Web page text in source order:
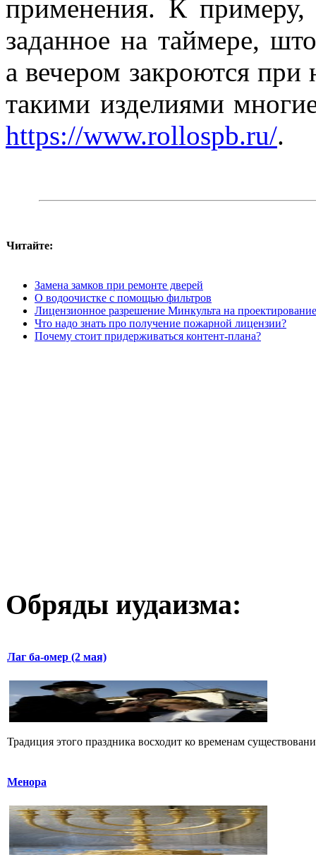
применения. К примеру,
заданное на таймере,
а вечером закроются
такими изделиями
https://www.rollospb.ru/.
Читайте:
Замена замков при ремонте дверей
О водоочистке с помощью фильтров
Лицензионное разрешение Минкульта на проектирование
Что надо знать про получение пожарной лицензии?
Почему стоит придерживаться контент-плана?
Обряды иудаизма:
Лаг ба-омер (2 мая)
Традиция этого праздника восходит ко временам
Менора